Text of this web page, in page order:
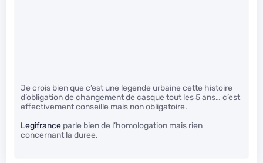
Je crois bien que c’est une legende urbaine cette histoire
d’obligation de changement de casque tout les 5 ans… c’est
effectivement conseille mais non obligatoire.
Legifrance parle bien de l’homologation mais rien
concernant la duree.